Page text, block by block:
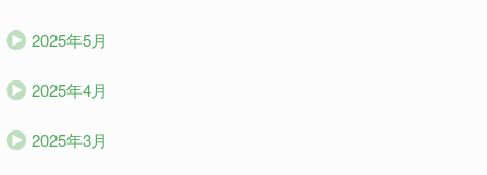
2025年5月
2025年4月
2025年3月